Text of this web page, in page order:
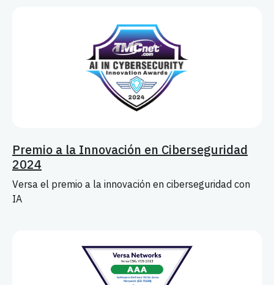
Premio a la Innovación en Ciberseguridad
2024
Versa el premio a la innovación en ciberseguridad con
IA